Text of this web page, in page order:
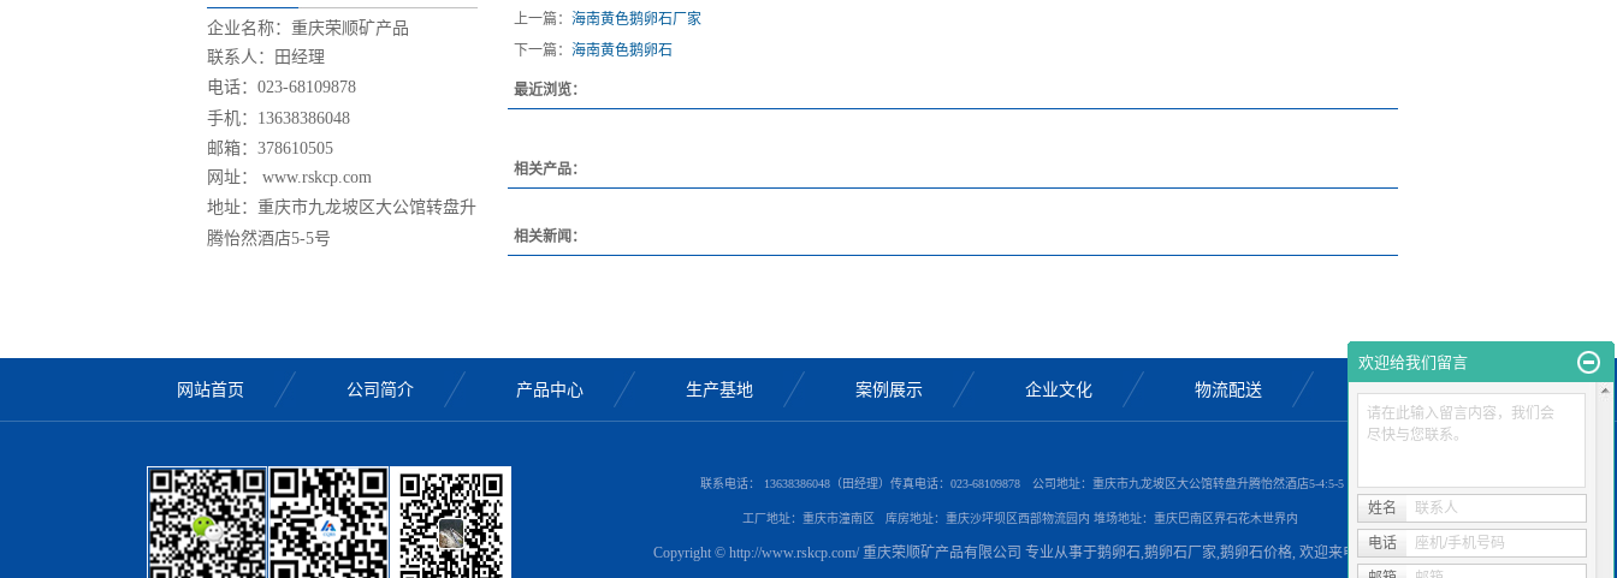
企业名称：重庆荣顺矿产品
联系人：田经理
电话： 023-68109878
手机： 13638386048
邮箱：378610505
网址： www.rskcp.com
地址： 重庆市九龙坡区大公馆转盘升
腾怡然酒店5-5号
上一篇： 海南黄色鹅卵石厂家
下一篇： 海南黄色鹅卵石
最近浏览：
相关产品：
相关新闻：
网站首页 公司简介 产品中心 生产基地 案例展示 企业文化 物流配送
联系电话： 13638386048（田经理）传真电话：023-68109878 公司地址：重庆市九龙坡区大公馆转盘升腾怡然酒店5-4:5-5
工厂地址：重庆市潼南区 库房地址：重庆沙坪坝区西部物流园内 堆场地址：重庆巴南区界石花木世界内
Copyright © http://www.rskcp.com/ 重庆荣顺矿产品有限公司 专业从事于鹅卵石,鹅卵石厂家,鹅卵石价格, 欢迎来电咨询!
欢迎给我们留言
请在此输入留言内容，我们会
尽快与您联系。
姓名 联系人
电话 座机/手机号码